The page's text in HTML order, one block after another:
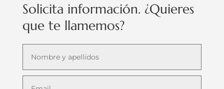
Solicita información. ¿Quieres
que te llamemos?